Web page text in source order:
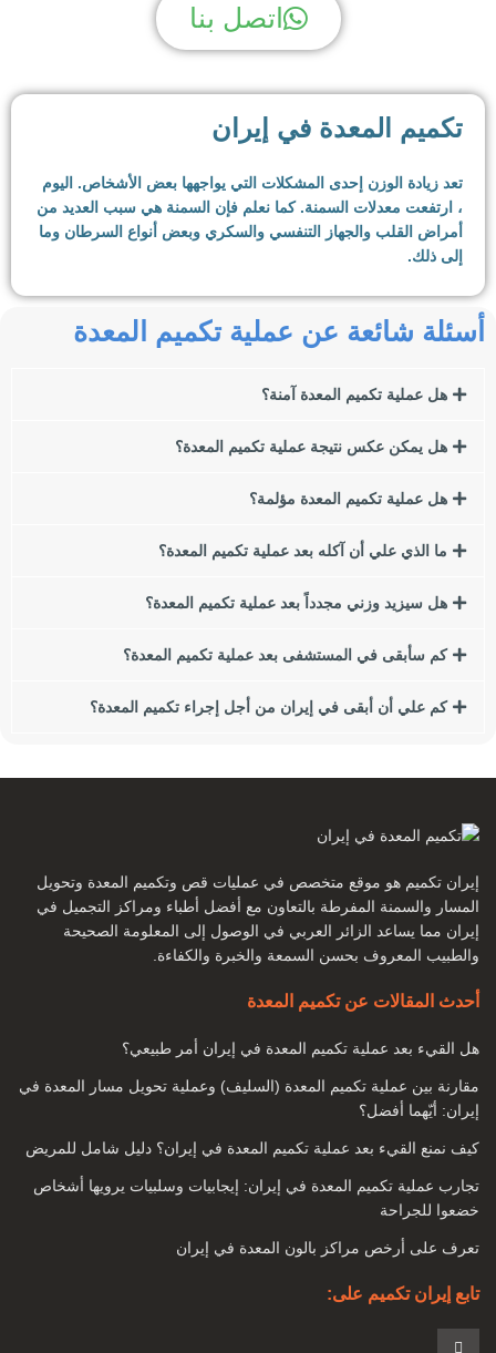
اتصل بنا
تكميم المعدة في إيران
تعد زيادة الوزن إحدى المشكلات التي يواجهها بعض الأشخاص. اليوم
، ارتفعت معدلات السمنة. كما نعلم فإن السمنة هي سبب العديد من
أمراض القلب والجهاز التنفسي والسكري وبعض أنواع السرطان وما
إلى ذلك.
الناس. الأشخاص الذين يعانون من زيادة الوزن أو السمنة يصبحون
السمنة لها العديد من العوامل والأسباب ، من الاستهلاك المفرط
من الأشخاص الذين يعانون من زيادة الوزن أو السمنة عن طرق
وهي جراحة المجازة المعدية لفقدان الوزن. في هذه المقالة سوف
البعض. إذا كنت تعبت من زيادة الوزن والسمنة ، نقترح عليك قراءة
ما هي أسباب زيادة الوزن والسمنة؟
ما هي الجراحة الأفضل بالنسبة لي؟
أنواع جراحة تكميم المعدة لإنقاص الوزن ما هي الشروط التي يجب
أن نواجهها لإجراء جراحة تكميم المعدة؟
هل يصل الشخص إلى الوزن المطلوب بعد الجراحة؟
الجسم. وهي عبارة عن مجموعة من الأنسجة الدهنية في مناطق
اليوم ، أصبحت السمنة مرضًا ، بالإضافة إلى المشاكل الجسدية ،
يتسبب أحيانًا أيضًا في مشاكل عقلية وعاطفية لدى بعض الأشخاص.
أسئلة شائعة عن عملية تكميم المعدة
هل عملية تكميم المعدة آمنة؟
هل يمكن عكس نتيجة عملية تكميم المعدة؟
هل عملية تكميم المعدة مؤلمة؟
ما الذي علي أن آكله بعد عملية تكميم المعدة؟
هل سيزيد وزني مجدداً بعد عملية تكميم المعدة؟
كم سأبقى في المستشفى بعد عملية تكميم المعدة؟
كم علي أن أبقى في إيران من أجل إجراء تكميم المعدة؟
إيران تكميم هو موقع متخصص في عمليات قص وتكميم المعدة وتحويل
المسار والسمنة المفرطة بالتعاون مع أفضل أطباء ومراكز التجميل في
إيران مما يساعد الزائر العربي في الوصول إلى المعلومة الصحيحة
والطبيب المعروف بحسن السمعة والخبرة والكفاءة.
أحدث المقالات عن تكميم المعدة
هل القيء بعد عملية تكميم المعدة في إيران أمر طبيعي؟
مقارنة بين عملية تكميم المعدة (السليف) وعملية تحويل مسار المعدة في
إيران: أيّهما أفضل؟
كيف نمنع القيء بعد عملية تكميم المعدة في إيران؟ دليل شامل للمريض
تجارب عملية تكميم المعدة في إيران: إيجابيات وسلبيات يرويها أشخاص
خضعوا للجراحة
تعرف على أرخص مراكز بالون المعدة في إيران
تابع إيران تكميم على: